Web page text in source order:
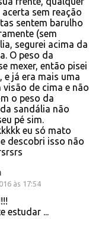
sem reação
sentem barulho
(sem
segurei acima da
O peso da
mexer, então pisei
e já era mais uma
de cima e não
o peso da
sandália não
pé sim.
eu só mato
descobri isso não
às 17:54
estudar ...